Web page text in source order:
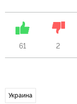
61 2
Украина